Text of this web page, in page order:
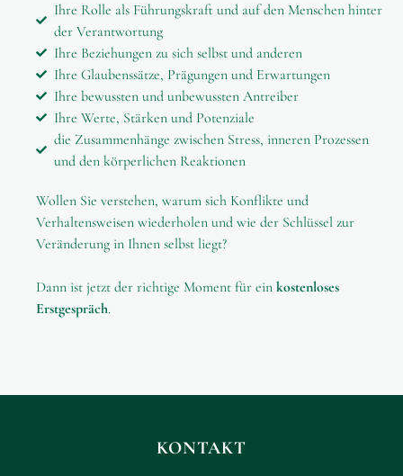
Ihre Rolle als Führungskraft und auf den Menschen hinter
der Verantwortung
Ihre Beziehungen zu sich selbst und anderen
Ihre Glaubenssätze, Prägungen und Erwartungen
Ihre bewussten und unbewussten Antreiber
Ihre Werte, Stärken und Potenziale
die Zusammenhänge zwischen Stress, inneren Prozessen
und den körperlichen Reaktionen
Wollen Sie verstehen, warum sich Konflikte und
Verhaltensweisen wiederholen und wie der Schlüssel zur
Veränderung in Ihnen selbst liegt?
Dann ist jetzt der richtige Moment für ein kostenloses
Erstgespräch.
KONTAKT